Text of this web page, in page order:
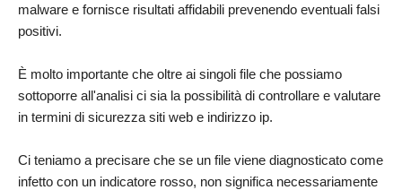
malware e fornisce risultati affidabili prevenendo eventuali falsi
positivi.
È molto importante che oltre ai singoli file che possiamo
sottoporre all'analisi ci sia la possibilità di controllare e valutare
in termini di sicurezza siti web e indirizzo ip.
Ci teniamo a precisare che se un file viene diagnosticato come
infetto con un indicatore rosso, non significa necessariamente